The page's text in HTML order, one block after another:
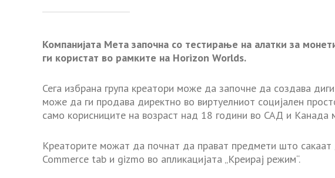
Компанијата Мета започна со тестирање на алатки за
ги користат во рамките на Horizon Worlds.
Сега избрана група креатори може да започне да создава
може да ги продава директно во виртуелниот социјален
само корисниците на возраст над 18 години во САД и Канада
Креаторите можат да почнат да прават предмети што
Commerce tab и gizmo во апликацијата „Креирај режим“.